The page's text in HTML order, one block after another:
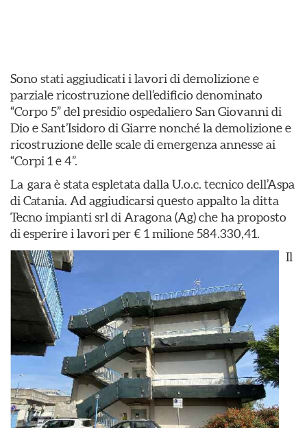
Sono stati aggiudicati i lavori di demolizione e
parziale ricostruzione dell’edificio denominato
“Corpo 5” del presidio ospedaliero San Giovanni di
Dio e Sant’Isidoro di Giarre nonché la demolizione e
ricostruzione delle scale di emergenza annesse ai
“Corpi 1 e 4”.
La gara è stata espletata dalla U.o.c. tecnico dell’Aspa
di Catania. Ad aggiudicarsi questo appalto la ditta
Tecno impianti srl di Aragona (Ag) che ha proposto
di esperire i lavori per € 1 milione 584.330,41.
Il